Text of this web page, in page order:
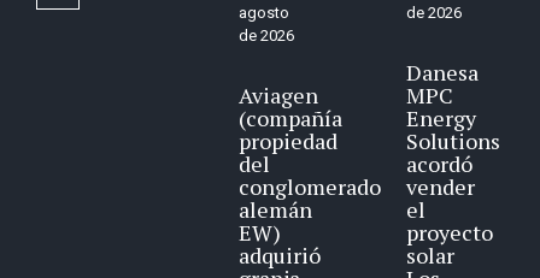
agosto
de 2026
Aviagen
(compañía
propiedad
del
conglomerado
alemán
EW)
adquirió
de 2026
Danesa
MPC
Energy
Solutions
acordó
vender
el
proyecto
solar